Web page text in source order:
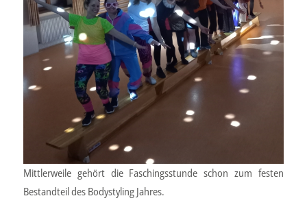
Mittlerweile gehört die Faschingsstunde schon zum festen
Bestandteil des Bodystyling Jahres.